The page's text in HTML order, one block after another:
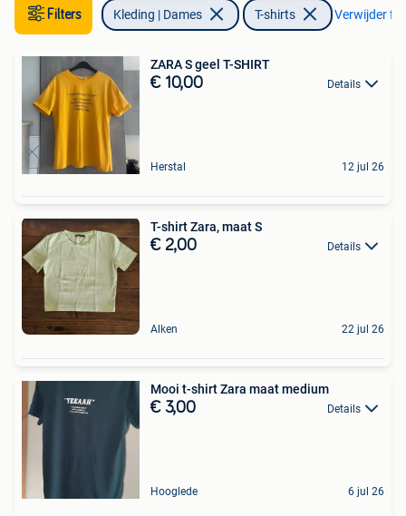
Filters Kleding | Dames T-shirts Verwijder
ZARA S geel T-SHIRT
€ 10,00 Details
Herstal 12 jul 26
T-shirt Zara, maat S
€ 2,00 Details
Alken 22 jul 26
Mooi t-shirt Zara maat medium
€ 3,00 Details
Hooglede 6 jul 26